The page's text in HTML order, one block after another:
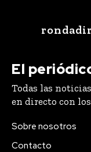
El
Todas las
en directo con
Sobre nosotros
Contacto